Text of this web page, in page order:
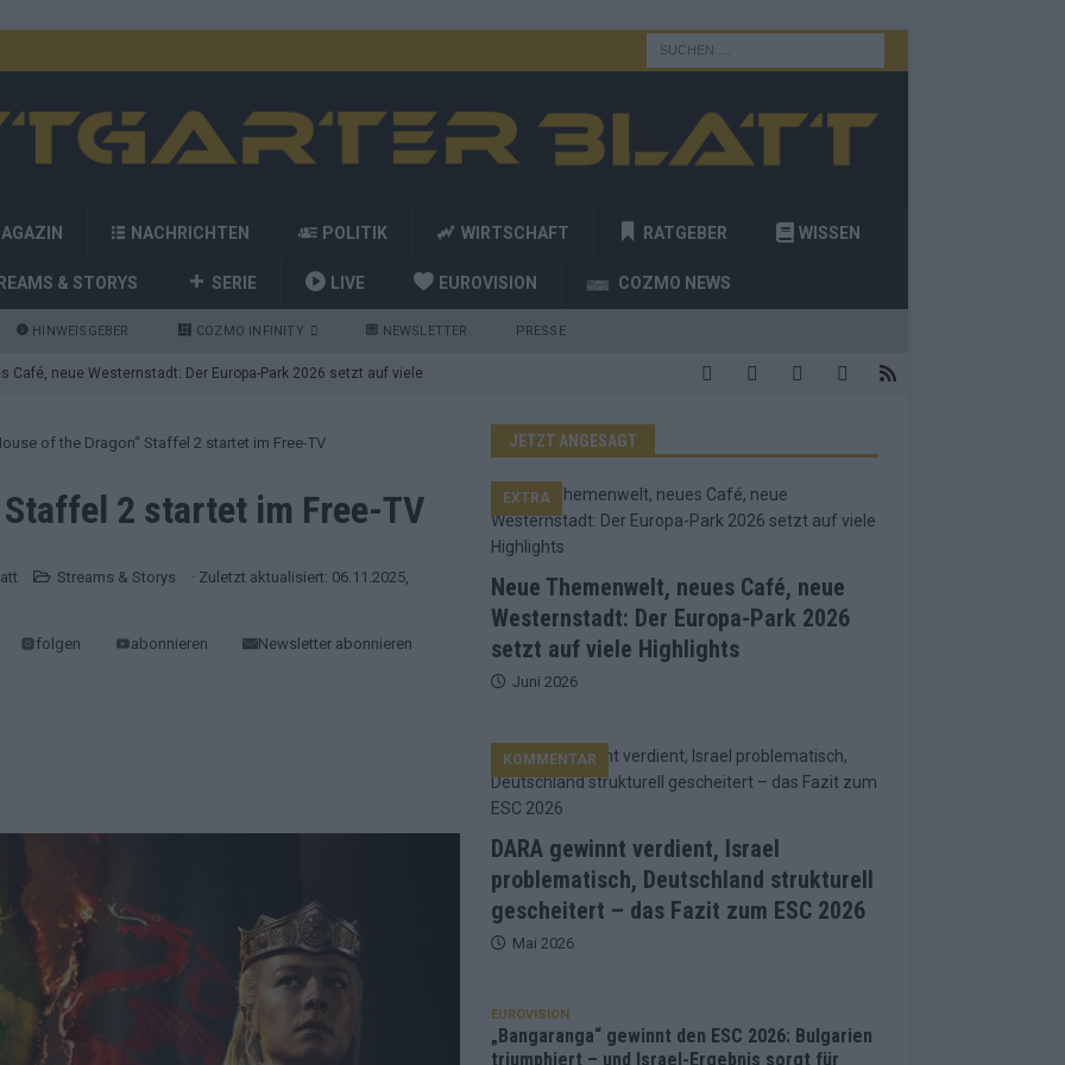
NACHRICHTEN POLITIK WIRTSCHAFT RATGEBER WISSEN
& STORYS SERIE LIVE EUROVISION COZMO NEWS
HINWEISGEBER COZMO INFINITY NEWSLETTER PRESSE
Café, neue Westernstadt: Der Europa-Park 2026 setzt auf viele
problematisch, Deutschland strukturell gescheitert – das
ESC 2026: Bulgarien triumphiert – und Israel-Ergebnis sorgt für
auf Platz 2: ESC-Finale-Startreihenfolge hat
vier Big-Four-Länder, ein Gastgeber – alle Acts im
Walzer zu kurz, Moderation zu provinziell – das Fazit zum
2: Dänemark vorne, Aserbaidschan chancenlos – Zypern
of the Dragon“ Staffel 2 startet im Free-TV
Staffel 2 startet im Free-TV
Streams & Storys
· Zuletzt aktualisiert: 06.11.2025,
folgen abonnieren Newsletter abonnieren
JETZT ANGESAGT
Neue Themenwelt, neues Café, neue
Westernstadt: Der Europa-Park 2026
setzt auf viele Highlights
EXTRA
Juni 2026
DARA gewinnt verdient, Israel
problematisch, Deutschland strukturell
gescheitert – das Fazit zum ESC 2026
KOMMENTAR
Mai 2026
EUROVISION
„Bangaranga“ gewinnt den ESC 2026: Bulgarien
triumphiert – und Israel-Ergebnis sorgt für